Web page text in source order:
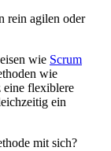
rein agilen oder
wie Scrum
wie
eine flexiblere
ein
mit sich?